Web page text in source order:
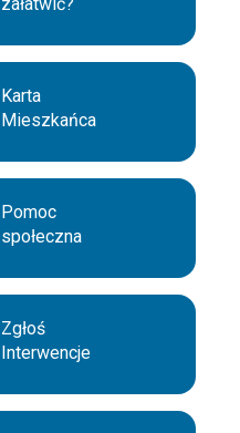
załatwić?
Karta
Mieszkańca
Pomoc
społeczna
Zgłoś
Interwencje